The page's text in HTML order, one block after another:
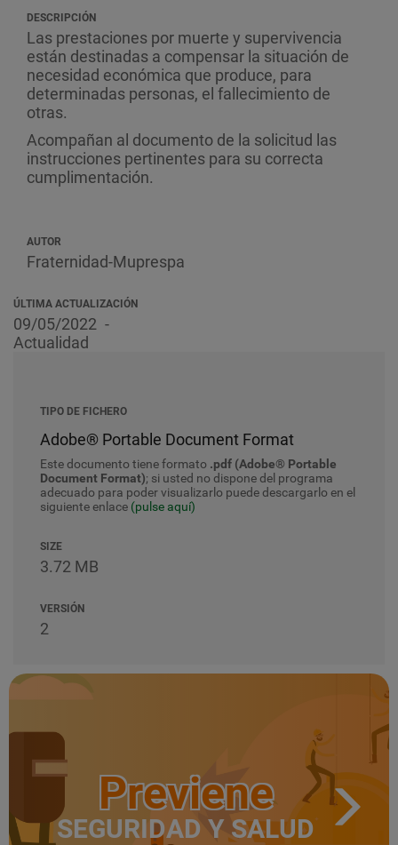
DESCRIPCIÓN
Las prestaciones por muerte y supervivencia
están destinadas a compensar la situación de
necesidad económica que produce, para
determinadas personas, el fallecimiento de
otras.
Acompañan al documento de la solicitud las
instrucciones pertinentes para su correcta
cumplimentación.
AUTOR
Fraternidad-Muprespa
ÚLTIMA ACTUALIZACIÓN
09/05/2022
Actualidad
TIPO DE FICHERO
Adobe® Portable Document Format
Este documento tiene formato .pdf (Adobe® Portable
Document Format); si usted no dispone del programa
adecuado para poder visualizarlo puede descargarlo en el
siguiente enlace (pulse aquí)
SIZE
3.72 MB
VERSIÓN
2
Previene
SEGURIDAD Y SALUD